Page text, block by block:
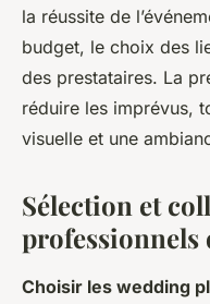
la réussite de
budget, le choix des
des prestataires. La
réduire les imprévus,
visuelle et une
Sélection et
professionnels
Choisir les wedding